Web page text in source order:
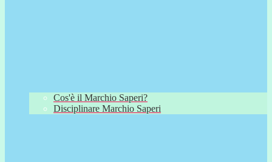
Cos'è il Marchio Saperi?
Disciplinare Marchio Saperi